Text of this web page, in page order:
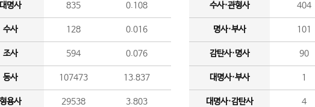
명사 835 0.108
수사 128 0.016
조사 594 0.076
동사 107473 13.837
용사 29538 3.803
수사·관형사 404
명사·부사 101
감탄사·명사 90
대명사·부사 1
대명사·감탄사 4